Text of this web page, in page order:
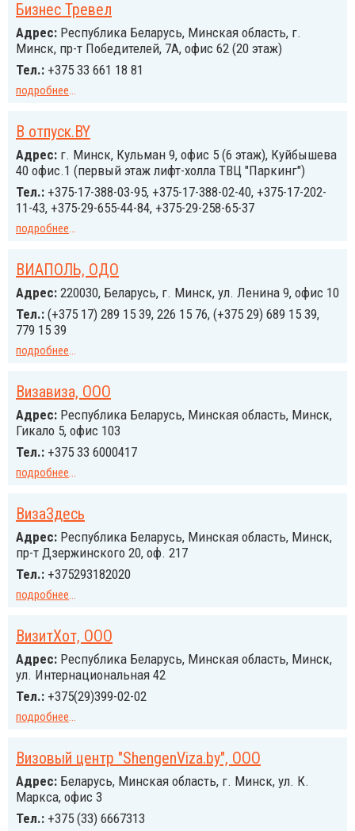
Бизнес Тревел
Адрес: Республика Беларусь, Минская область, г.
Минск, пр-т Победителей, 7А, офис 62 (20 этаж)
Тел.: +375 33 661 18 81
подробнее...
В отпуск.BY
Адрес: г. Минск, Кульман 9, офис 5 (6 этаж), Куйбышева
40 офис.1 (первый этаж лифт-холла ТВЦ "Паркинг")
Тел.: +375-17-388-03-95, +375-17-388-02-40, +375-17-202-
11-43, +375-29-655-44-84, +375-29-258-65-37
подробнее...
ВИАПОЛЬ, ОДО
Адрес: 220030, Бе­ла­русь, г. Минск, ул. Ленина 9, офис 10
Тел.: (+375 17) 289 15 39, 226 15 76, (+375 29) 689 15 39,
779 15 39
подробнее...
Визавиза, ООО
Адрес: Республика Беларусь, Минская область, Минск,
Гикало 5, офис 103
Тел.: +375 33 6000417
подробнее...
ВизаЗдесь
Адрес: Республика Беларусь, Минская область, Минск,
пр-т Дзержинского 20, оф. 217
Тел.: +375293182020
подробнее...
ВизитХот, ООО
Адрес: Республика Беларусь, Минская область, Минск,
ул. Интернациональная 42
Тел.: +375(29)399-02-02
подробнее...
Визовый центр "ShengenViza.by", ООО
Адрес: Беларусь, Минская область, г. Минск, ул. К.
Маркса, офис 3
Тел.: +375 (33) 6667313